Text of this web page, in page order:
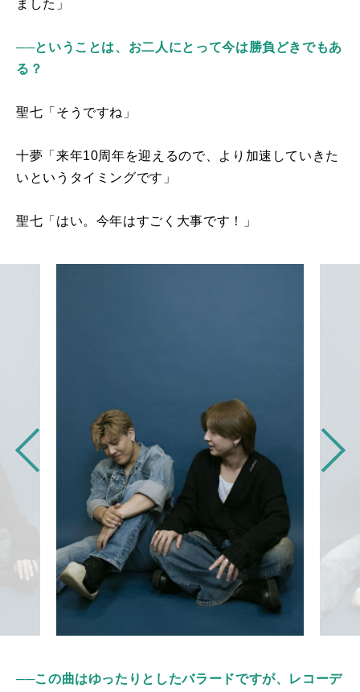
ました」
──ということは、お二人にとって今は勝負どきでもあ
る？
聖七「そうですね」
十夢「来年10周年を迎えるので、より加速していきた
いというタイミングです」
聖七「はい。今年はすごく大事です！」
──この曲はゆったりとしたバラードですが、レコーデ